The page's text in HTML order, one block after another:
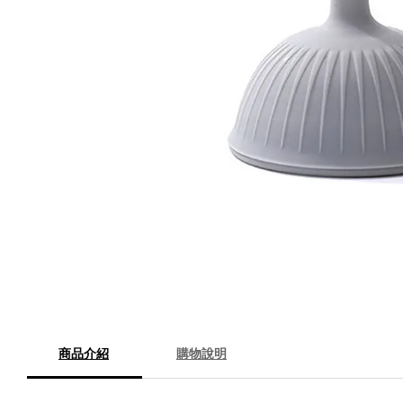
商品介紹 購物說明